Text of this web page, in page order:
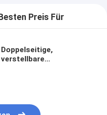
Preis Für
Doppelseitige,
verstellbare